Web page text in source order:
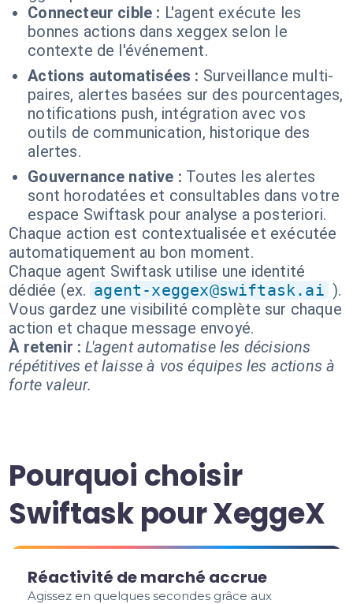
Connecteur cible : L'agent exécute les
bonnes actions dans xeggex selon le
contexte de l'événement.
Actions automatisées : Surveillance multi-
paires, alertes basées sur des pourcentages,
notifications push, intégration avec vos
outils de communication, historique des
alertes.
Gouvernance native : Toutes les alertes
sont horodatées et consultables dans votre
espace Swiftask pour analyse a posteriori.
Chaque action est contextualisée et exécutée
automatiquement au bon moment.
Chaque agent Swiftask utilise une identité
dédiée (ex. agent-xeggex@swiftask.ai ).
Vous gardez une visibilité complète sur chaque
action et chaque message envoyé.
À retenir : L'agent automatise les décisions
répétitives et laisse à vos équipes les actions à
forte valeur.
Pourquoi choisir
Swiftask pour XeggeX
Réactivité de marché accrue
Agissez en quelques secondes grâce aux